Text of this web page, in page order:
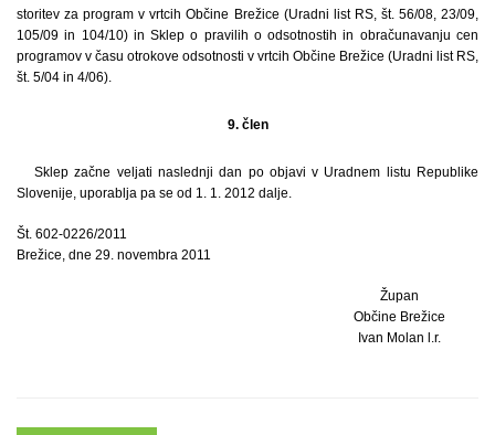
storitev za program v vrtcih Občine Brežice (Uradni list RS, št. 56/08, 23/09,
105/09 in 104/10) in Sklep o pravilih o odsotnostih in obračunavanju cen
programov v času otrokove odsotnosti v vrtcih Občine Brežice (Uradni list RS,
št. 5/04 in 4/06).
9. člen
Sklep začne veljati naslednji dan po objavi v Uradnem listu Republike
Slovenije, uporablja pa se od 1. 1. 2012 dalje.
Št. 602-0226/2011
Brežice, dne 29. novembra 2011
Župan
Občine Brežice
Ivan Molan l.r.